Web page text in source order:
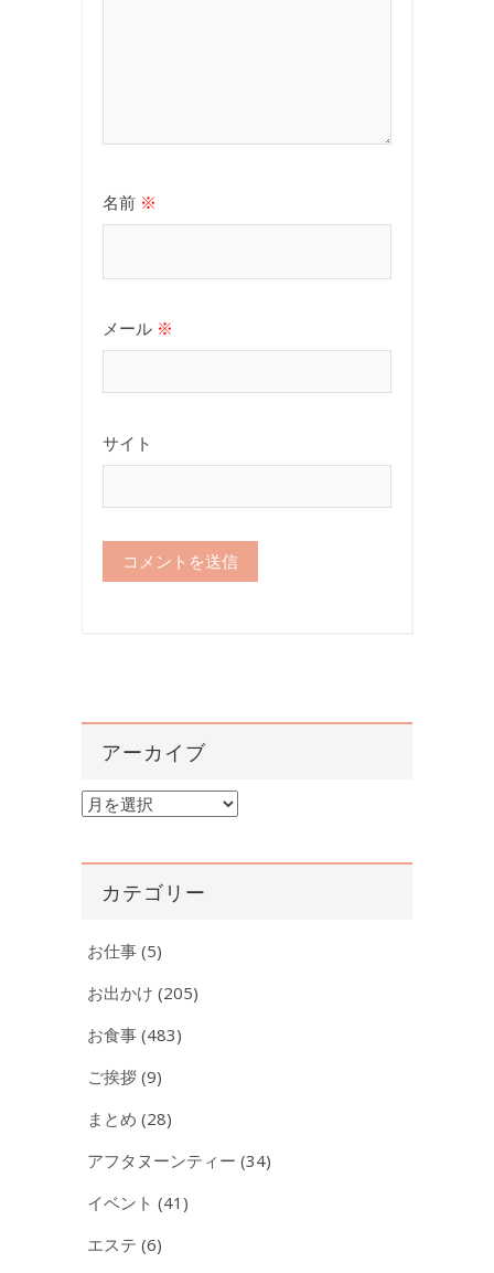
名前 ※
メール ※
サイト
アーカイブ
ア
カ
カテゴリー
お仕事 (5)
お出かけ (205)
お食事 (483)
ご挨拶 (9)
まとめ (28)
アフタヌーンティー (34)
イベント (41)
エステ (6)